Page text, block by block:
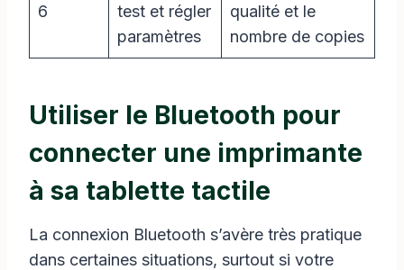
6
test et régler
paramètres
qualité et le
nombre de copies
Utiliser le Bluetooth pour
connecter une imprimante
à sa tablette tactile
La connexion Bluetooth s’avère très pratique
dans certaines situations, surtout si votre